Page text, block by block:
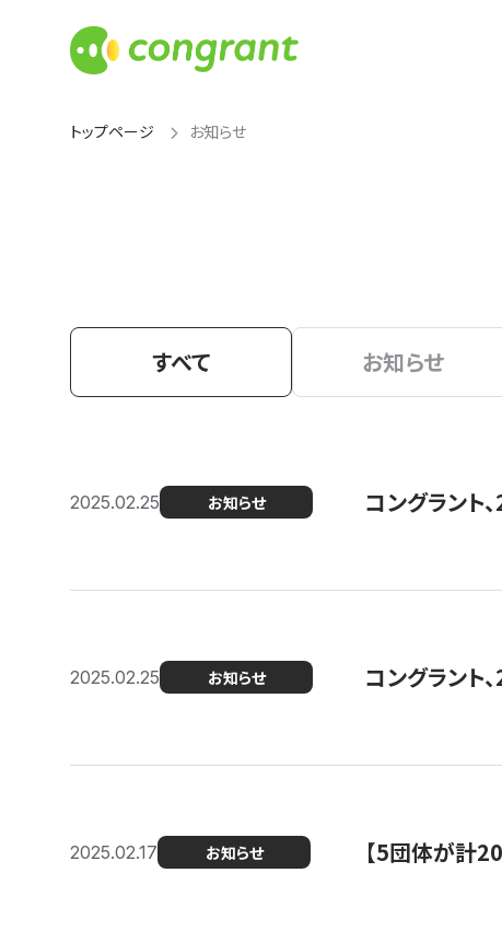
トップページ お知らせ
すべて お知らせ
2025.02.25 お知らせ コングラント
2025.02.25 お知らせ コングラント
2025.02.17 お知らせ 【5団体が計